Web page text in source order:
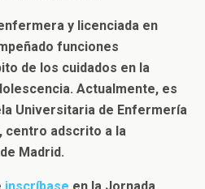
y licenciada en
funciones
de los cuidados en la
Actualmente, es
Universitaria de Enfermería
centro adscrito a la
Madrid.